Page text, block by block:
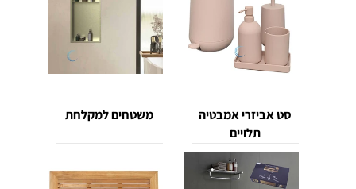
סט אביזרי אמבטיה
תלויים
משטחים למקלחת